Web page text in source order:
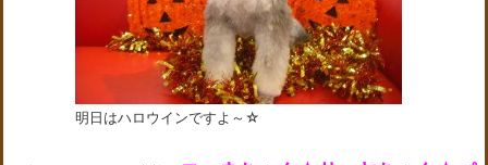
明日はハロウインですよ～☆